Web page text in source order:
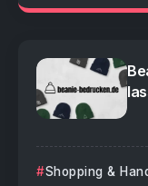
Shopping &